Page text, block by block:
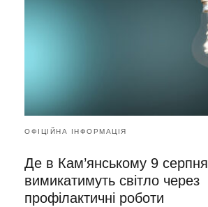
ОФІЦІЙНА ІНФОРМАЦІЯ
Де в Кам’янському 9 серпня
вимикатимуть світло через
профілактичні роботи